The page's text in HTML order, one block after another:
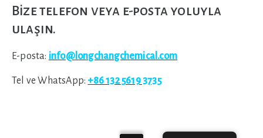
Bize telefon veya e-posta yoluyla
ulaşın.
E-posta: info@longchangchemical.com
Tel ve WhatsApp:+86 132 5619 3735